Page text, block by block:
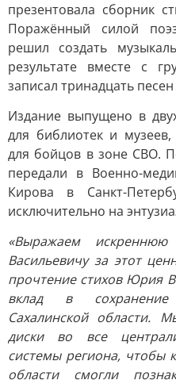
презентовала сборник
Поражённый силой
решил создать
результате вместе с
записал тринадцать песен
Издание выпущено в
для библиотек и
для бойцов в зоне СВО.
передали в Военно-
Кирова в Санкт-
исключительно на
«Выражаем искреннюю
Васильевичу за этот
прочтение стихов Юрия
вклад в сохранение
Сахалинской области.
диски во все
системы региона, чтобы
области смогли